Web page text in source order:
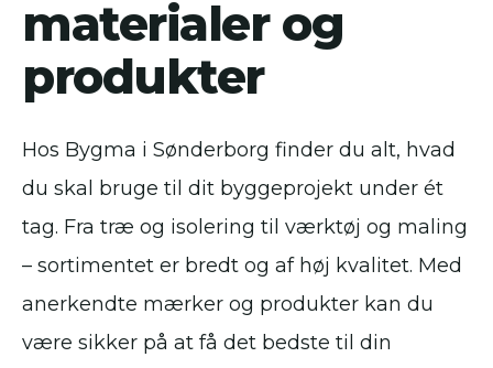
materialer og
produkter
Hos Bygma i Sønderborg finder du alt, hvad
du skal bruge til dit byggeprojekt under ét
tag. Fra træ og isolering til værktøj og maling
– sortimentet er bredt og af høj kvalitet. Med
anerkendte mærker og produkter kan du
være sikker på at få det bedste til din